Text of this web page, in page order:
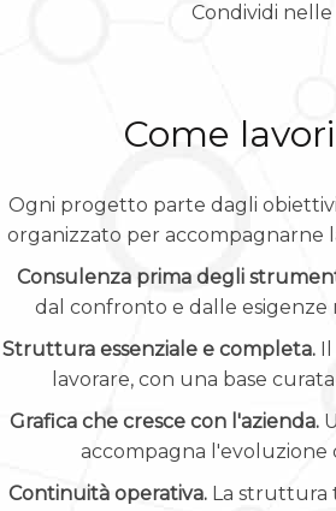
Condividi nelle
Come
Ogni progetto parte dagli
organizzato per accompagnarne
Consulenza prima degli
dal confronto e dalle esigenze
Struttura essenziale e completa.Il
lavorare, con una base
Grafica che cresce con l'azienda.
accompagna l'evoluzione
Continuità operativa.La struttura